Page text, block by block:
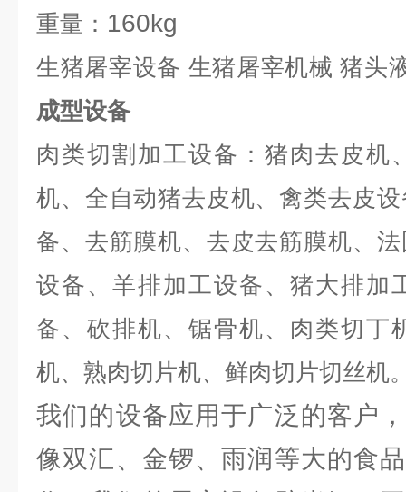
重量： 160kg
生猪屠宰设备 生猪屠宰机械 猪头
成型设备
肉类切割加工设备：猪肉去皮机
机、全自动猪去皮机、禽类去皮
备、去筋膜机、去皮去筋膜机、
设备、羊排加工设备、猪大排加
备、砍排机、锯骨机、肉类切丁
机、熟肉切片机、鲜肉切片切丝机
我们的设备应用于广泛的客户
像双汇、金锣、雨润等大的食